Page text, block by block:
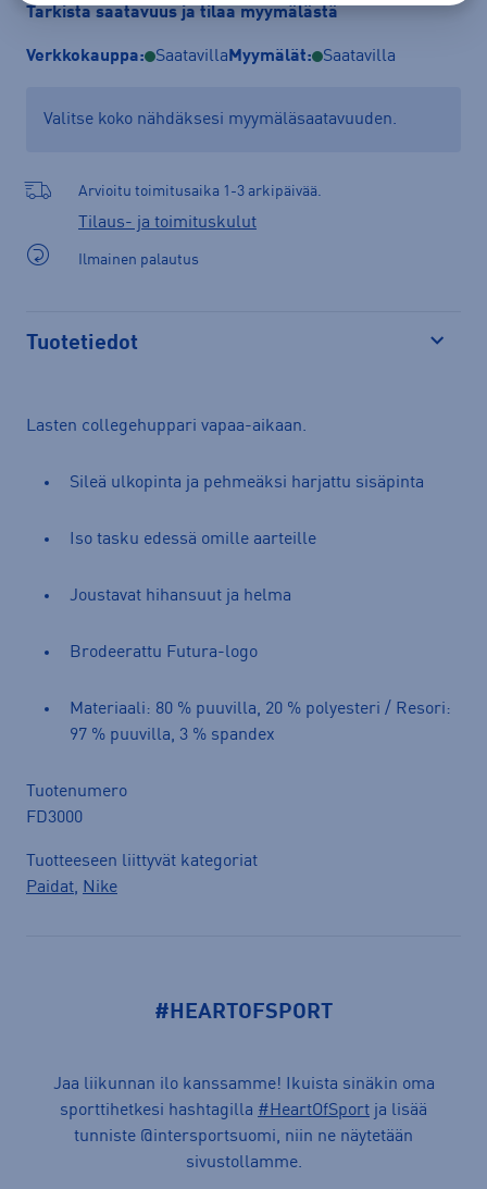
Tarkista saatavuus ja tilaa myymälästä
Verkkokauppa: Saatavilla Myymälät: Saatavilla
Valitse koko nähdäksesi myymäläsaatavuuden.
Arvioitu toimitusaika 1-3 arkipäivää.
Tilaus- ja toimituskulut
Ilmainen palautus
Tuotetiedot
Lasten collegehuppari vapaa-aikaan.
Sileä ulkopinta ja pehmeäksi harjattu sisäpinta
Iso tasku edessä omille aarteille
Joustavat hihansuut ja helma
Brodeerattu Futura-logo
Materiaali: 80 % puuvilla, 20 % polyesteri / Resori:
97 % puuvilla, 3 % spandex
Tuotenumero
FD3000
Tuotteeseen liittyvät kategoriat
Paidat, Nike
#HEARTOFSPORT
Jaa liikunnan ilo kanssamme! Ikuista sinäkin oma
sporttihetkesi hashtagilla #HeartOfSport ja lisää
tunniste @intersportsuomi, niin ne näytetään
sivustollamme.